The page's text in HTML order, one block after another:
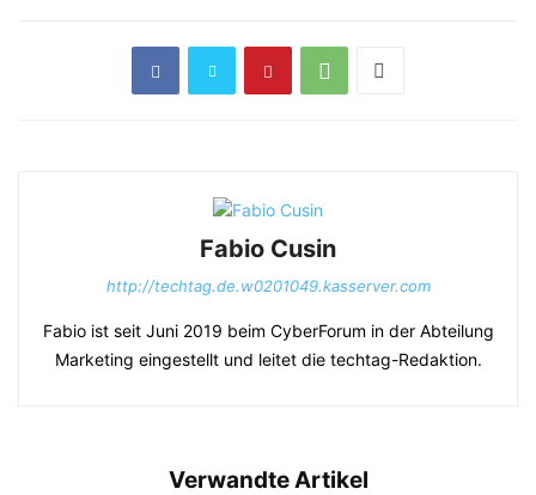
Fabio Cusin
http://techtag.de.w0201049.kasserver.com
Fabio ist seit Juni 2019 beim CyberForum in der Abteilung
Marketing eingestellt und leitet die techtag-Redaktion.
Verwandte Artikel